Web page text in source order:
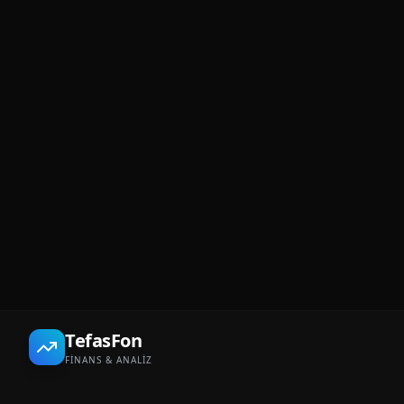
TefasFon
FİNANS & ANALİZ